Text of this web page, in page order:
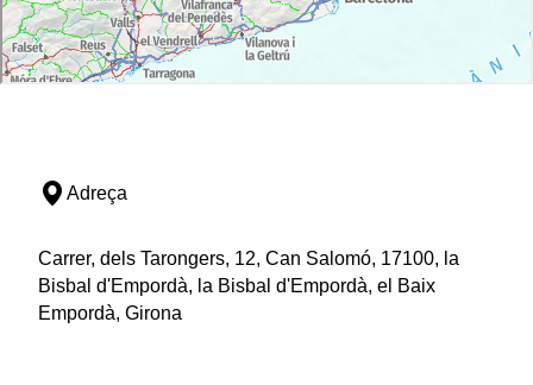
Adreça
Carrer, dels Tarongers, 12, Can Salomó, 17100, la
Bisbal d'Empordà, la Bisbal d'Empordà, el Baix
Empordà, Girona